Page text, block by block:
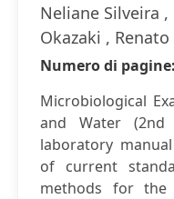
Neliane Silveira
Okazaki ,
Numero di pagine:
Microbiological
and Water
laboratory
of current
methods for the